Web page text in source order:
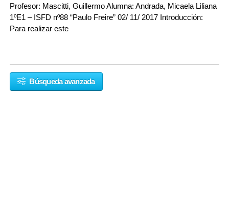
Profesor: Mascitti, Guillermo Alumna: Andrada, Micaela Liliana
1ºE1 – ISFD nº88 “Paulo Freire” 02/ 11/ 2017 Introducción:
Para realizar este
Búsqueda avanzada